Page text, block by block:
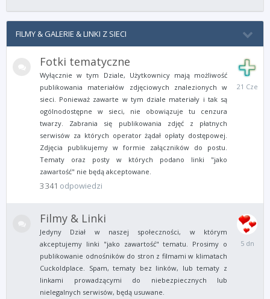
FILMY & GALERIE & LINKI Z SIECI
Fotki tematyczne
Wyłącznie w tym Dziale, Użytkownicy mają możliwość
publikowania materiałów zdjęciowych znalezionych w
sieci. Ponieważ zawarte w tym dziale materiały i tak są
ogólnodostępne w sieci, nie obowiązuje tu cenzura
twarzy. Zabrania się publikowania zdjęć z płatnych
serwisów za których operator żądał opłaty dostępowej.
Zdjęcia publikujemy w formie załączników do postu.
Tematy oraz posty w których podano linki "jako
zawartość" nie będą akceptowane.
3 341 odpowiedzi
21
Filmy & Linki
Jedyny Dział w naszej społeczności, w którym
akceptujemy linki "jako zawartość" tematu. Prosimy o
publikowanie odnośników do stron z filmami w klimatach
Cuckoldplace. Spam, tematy bez linków, lub tematy z
linkami prowadzącymi do niebezpiecznych lub
nielegalnych serwisów, będą usuwane.
Sobota